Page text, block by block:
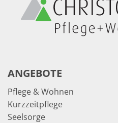
ANGEBOTE
Pflege & Wohnen
Kurzzeitpflege
Seelsorge